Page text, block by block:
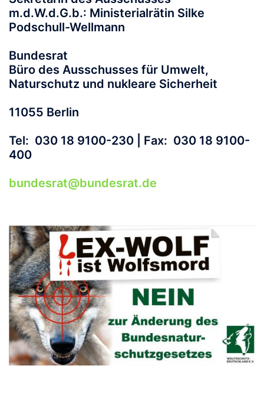
m.d.W.d.G.b.: Ministerialrätin Silke
Podschull-Wellmann
Bundesrat
Büro des Ausschusses für Umwelt,
Naturschutz und nukleare Sicherheit
11055 Berlin
Tel: 030 18 9100-230 | Fax: 030 18 9100-
400
bundesrat@bundesrat.de